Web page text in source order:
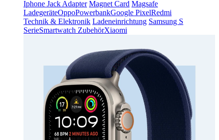
Iphone Jack Adapter Magnet Card Magsafe
LadegeräteOppoPowerbankGoogle PixelRedmi
Technik & Elektronik Ladeneinrichtung Samsung S
SerieSmartwatch ZubehörXiaomi